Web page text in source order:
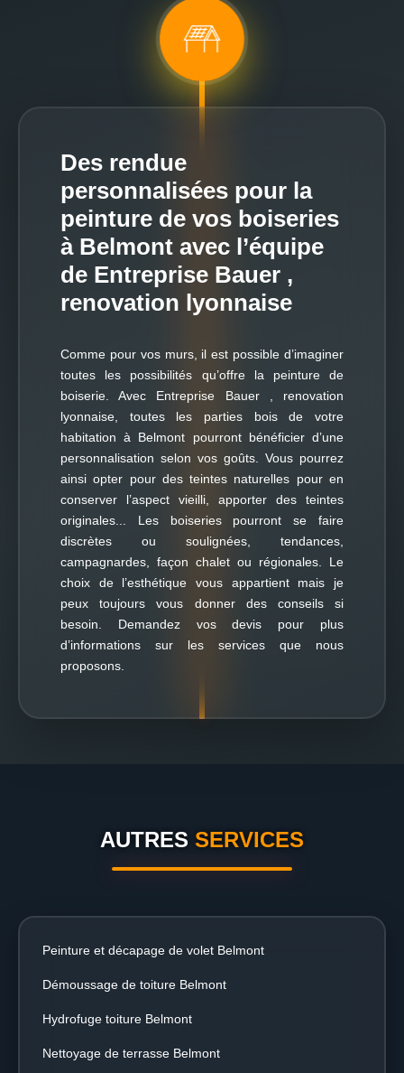
Des rendue
personnalisées pour la
peinture de vos boiseries
à Belmont avec l’équipe
de Entreprise Bauer ,
renovation lyonnaise
Comme pour vos murs, il est possible d’imaginer
toutes les possibilités qu’offre la peinture de
boiserie. Avec Entreprise Bauer , renovation
lyonnaise, toutes les parties bois de votre
habitation à Belmont pourront bénéficier d’une
personnalisation selon vos goûts. Vous pourrez
ainsi opter pour des teintes naturelles pour en
conserver l’aspect vieilli, apporter des teintes
originales... Les boiseries pourront se faire
discrètes ou soulignées, tendances,
campagnardes, façon chalet ou régionales. Le
choix de l’esthétique vous appartient mais je
peux toujours vous donner des conseils si
besoin. Demandez vos devis pour plus
d’informations sur les services que nous
proposons.
AUTRES SERVICES
Peinture et décapage de volet Belmont
Démoussage de toiture Belmont
Hydrofuge toiture Belmont
Nettoyage de terrasse Belmont